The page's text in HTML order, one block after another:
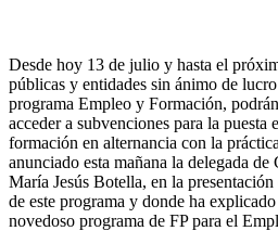
Desde hoy 13 de julio y hasta el
públicas y entidades sin ánimo de
programa Empleo y Formación,
acceder a subvenciones para la puesta
formación en alternancia con la
anunciado esta mañana la delegada
María Jesús Botella, en la
de este programa y donde ha
novedoso programa de FP para el